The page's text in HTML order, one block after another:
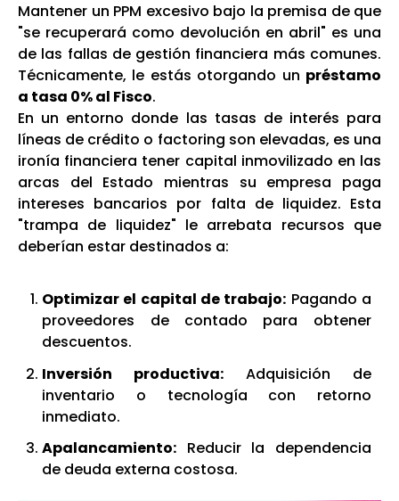
Mantener un PPM excesivo bajo la premisa de que
"se recuperará como devolución en abril" es una
de las fallas de gestión financiera más comunes.
Técnicamente, le estás otorgando un préstamo
a tasa 0% al Fisco.
En un entorno donde las tasas de interés para
líneas de crédito o factoring son elevadas, es una
ironía financiera tener capital inmovilizado en las
arcas del Estado mientras su empresa paga
intereses bancarios por falta de liquidez. Esta
"trampa de liquidez" le arrebata recursos que
deberían estar destinados a:
Optimizar el capital de trabajo: Pagando a
proveedores de contado para obtener
descuentos.
Inversión productiva: Adquisición de
inventario o tecnología con retorno
inmediato.
Apalancamiento: Reducir la dependencia
de deuda externa costosa.